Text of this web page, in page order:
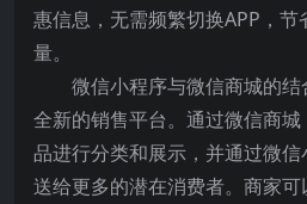
惠信息，无需频繁切换APP，
量。
微信小程序与微信商城的
全新的销售平台。通过微信商
品进行分类和展示，并通过微
送给更多的潜在消费者。商家